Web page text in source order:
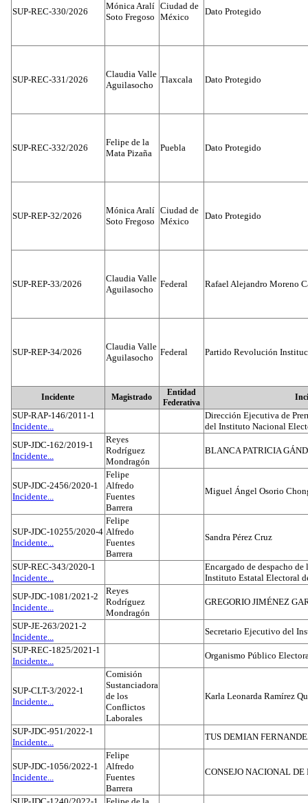
SUP-REC-330/2026
Mónica Aralí
Soto Fregoso
Ciudad de
México
Dato Protegido
SUP-REC-331/2026
Claudia Valle
Aguilasocho
Tlaxcala Dato Protegido
SUP-REC-332/2026
Felipe de la
Mata Pizaña
Puebla Dato Protegido
SUP-REP-32/2026
Mónica Aralí
Soto Fregoso
Ciudad de
México
Dato Protegido
SUP-REP-33/2026
Claudia Valle
Aguilasocho
Federal Rafael Alejandro Moreno
SUP-REP-34/2026
Claudia Valle
Aguilasocho
Federal Partido Revolución
Incidente Magistrado
Entidad
Federativa
SUP-RAP-146/2011-1
Incidente...
Dirección Ejecutiva de
del Instituto Nacional
SUP-JDC-162/2019-1
Incidente...
Reyes
Rodríguez
Mondragón
BLANCA PATRICIA
SUP-JDC-2456/2020-1
Incidente...
Felipe
Alfredo
Fuentes
Barrera
Miguel Ángel Osorio
SUP-JDC-10255/2020-4
Incidente...
Felipe
Alfredo
Fuentes
Barrera
Sandra Pérez Cruz
SUP-REC-343/2020-1
Incidente...
Encargado de despacho
Instituto Estatal Electoral
SUP-JDC-1081/2021-2
Incidente...
Reyes
Rodríguez
Mondragón
GREGORIO JIMÉNEZ
SUP-JE-263/2021-2
Incidente...
Secretario Ejecutivo del
SUP-REC-1825/2021-1
Incidente...
Organismo Público
SUP-CLT-3/2022-1
Incidente...
Comisión
Sustanciadora
de los
Conflictos
Laborales
Karla Leonarda Ramírez
SUP-JDC-951/2022-1
Incidente...
TUS DEMIAN
SUP-JDC-1056/2022-1
Incidente...
Felipe
Alfredo
Fuentes
Barrera
CONSEJO NACIONAL